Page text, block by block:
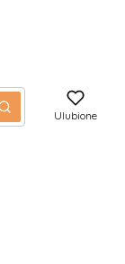
Szukaj Ulubione